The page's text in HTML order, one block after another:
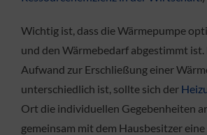
Wichtig ist, dass die Wärmepumpe
und den Wärmebedarf abgestimmt ist.
Aufwand zur Erschließung einer
unterschiedlich ist, sollte sich der
Ort die individuellen Gegebenheiten
gemeinsam mit dem Hausbesitzer